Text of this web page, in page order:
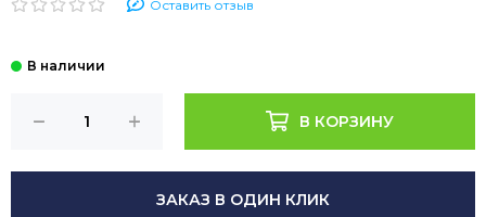
Оставить отзыв
В КОРЗИНУ
ЗАКАЗ В ОДИН КЛИК